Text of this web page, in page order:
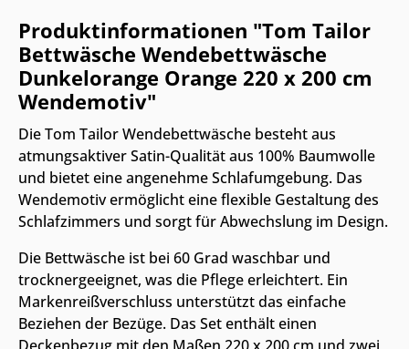
Produktinformationen "Tom Tailor
Bettwäsche Wendebettwäsche
Dunkelorange Orange 220 x 200 cm
Wendemotiv"
Die Tom Tailor Wendebettwäsche besteht aus
atmungsaktiver Satin-Qualität aus 100% Baumwolle
und bietet eine angenehme Schlafumgebung. Das
Wendemotiv ermöglicht eine flexible Gestaltung des
Schlafzimmers und sorgt für Abwechslung im Design.
Die Bettwäsche ist bei 60 Grad waschbar und
trocknergeeignet, was die Pflege erleichtert. Ein
Markenreißverschluss unterstützt das einfache
Beziehen der Bezüge. Das Set enthält einen